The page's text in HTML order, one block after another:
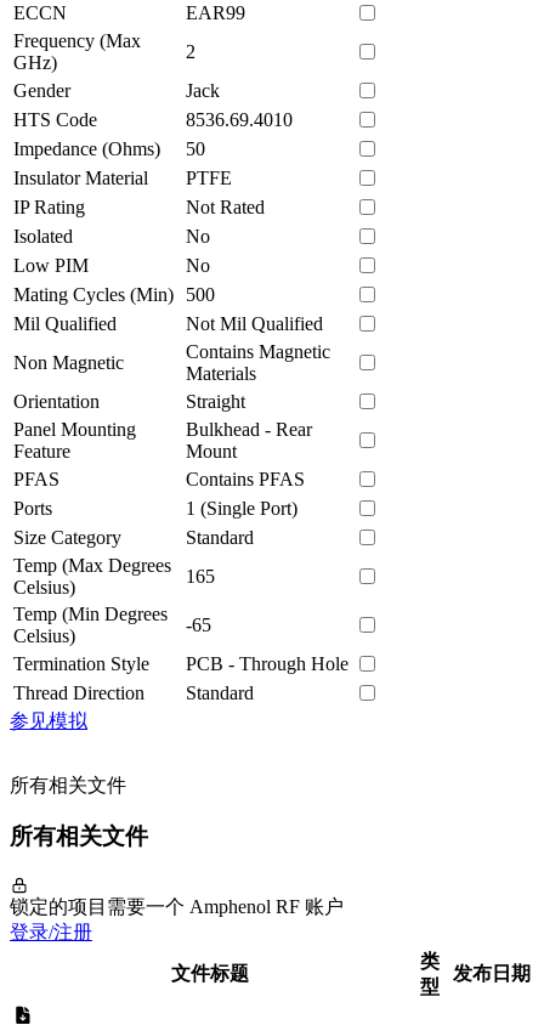
ECCN
EAR99
Frequency (Max
GHz)
2
Gender
Jack
HTS Code
8536.69.4010
Impedance (Ohms)
50
Insulator Material
PTFE
IP Rating
Not Rated
Isolated
No
Low PIM
No
Mating Cycles (Min)
500
Mil Qualified
Not Mil Qualified
Non Magnetic
Contains Magnetic
Materials
Orientation
Straight
Panel Mounting
Feature
Bulkhead - Rear
Mount
PFAS
Contains PFAS
Ports
1 (Single Port)
Size Category
Standard
Temp (Max Degrees
Celsius)
165
Temp (Min Degrees
Celsius)
-65
Termination Style
PCB - Through Hole
Thread Direction
Standard
参见模拟
所有相关文件
所有相关文件
锁定的项目需要一个 Amphenol RF 账户
登录/注册
文件标题
类
型
发布日期